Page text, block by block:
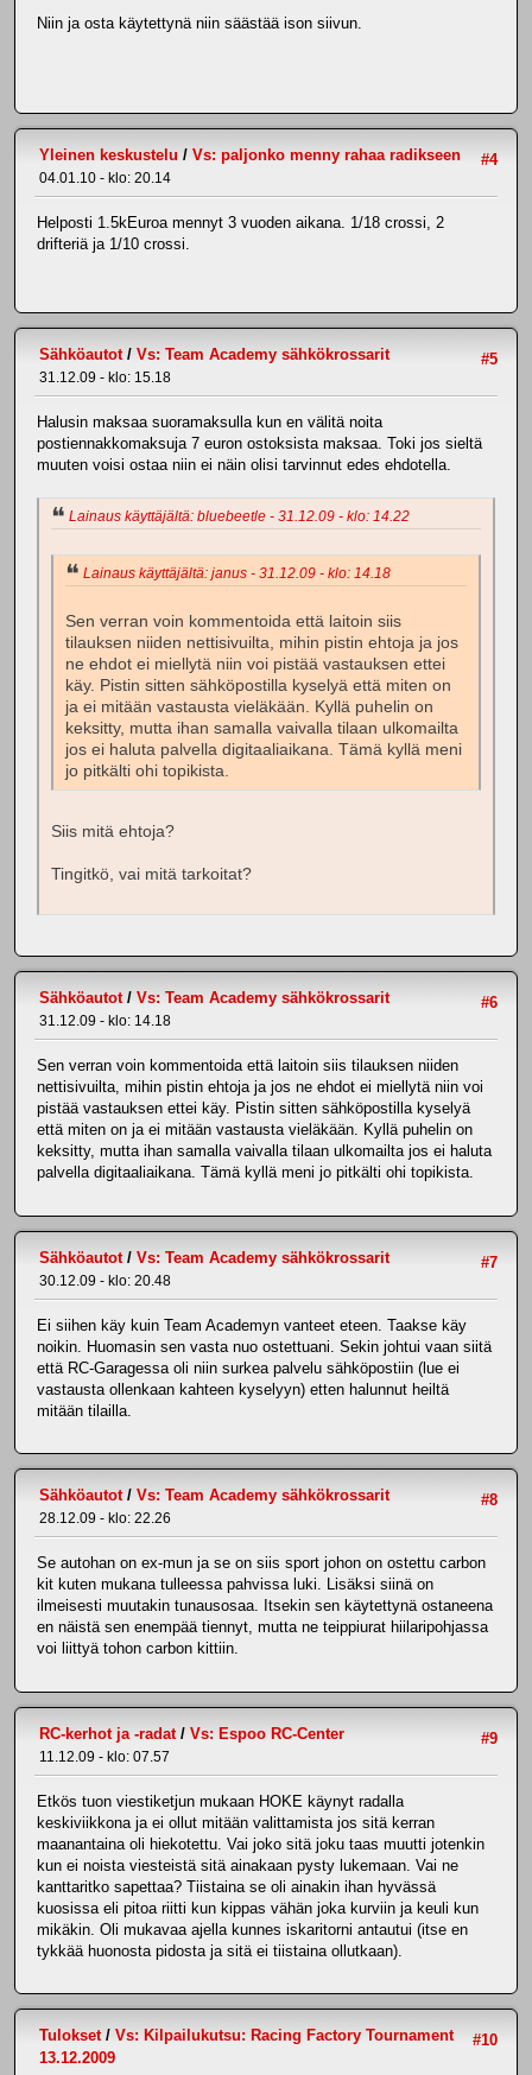
Niin ja osta käytettynä niin säästää ison siivun.
#4
Yleinen keskustelu / Vs: paljonko menny rahaa radikseen
04.01.10 - klo: 20.14
Helposti 1.5kEuroa mennyt 3 vuoden aikana. 1/18 crossi, 2
drifteriä ja 1/10 crossi.
#5
Sähköautot/ Vs: Team Academy sähkökrossarit
31.12.09 - klo: 15.18
Halusin maksaa suoramaksulla kun en välitä noita
postiennakkomaksuja 7 euron ostoksista maksaa. Toki jos sieltä
muuten voisi ostaa niin ei näin olisi tarvinnut edes ehdotella.
Lainaus käyttäjältä: bluebeetle - 31.12.09 - klo: 14.22
Lainaus käyttäjältä: janus - 31.12.09 - klo: 14.18
Sen verran voin kommentoida että laitoin siis
tilauksen niiden nettisivuilta, mihin pistin ehtoja ja jos
ne ehdot ei miellytä niin voi pistää vastauksen ettei
käy. Pistin sitten sähköpostilla kyselyä että miten on
ja ei mitään vastausta vieläkään. Kyllä puhelin on
keksitty, mutta ihan samalla vaivalla tilaan ulkomailta
jos ei haluta palvella digitaaliaikana. Tämä kyllä meni
jo pitkälti ohi topikista.
Siis mitä ehtoja?
Tingitkö, vai mitä tarkoitat?
#6
Sähköautot/ Vs: Team Academy sähkökrossarit
31.12.09 - klo: 14.18
Sen verran voin kommentoida että laitoin siis tilauksen niiden
nettisivuilta, mihin pistin ehtoja ja jos ne ehdot ei miellytä niin voi
pistää vastauksen ettei käy. Pistin sitten sähköpostilla kyselyä
että miten on ja ei mitään vastausta vieläkään. Kyllä puhelin on
keksitty, mutta ihan samalla vaivalla tilaan ulkomailta jos ei haluta
palvella digitaaliaikana. Tämä kyllä meni jo pitkälti ohi topikista.
#7
Sähköautot/ Vs: Team Academy sähkökrossarit
30.12.09 - klo: 20.48
Ei siihen käy kuin Team Academyn vanteet eteen. Taakse käy
noikin. Huomasin sen vasta nuo ostettuani. Sekin johtui vaan siitä
että RC-Garagessa oli niin surkea palvelu sähköpostiin (lue ei
vastausta ollenkaan kahteen kyselyyn) etten halunnut heiltä
mitään tilailla.
#8
Sähköautot/ Vs: Team Academy sähkökrossarit
28.12.09 - klo: 22.26
Se autohan on ex-mun ja se on siis sport johon on ostettu carbon
kit kuten mukana tulleessa pahvissa luki. Lisäksi siinä on
ilmeisesti muutakin tunausosaa. Itsekin sen käytettynä ostaneena
en näistä sen enempää tiennyt, mutta ne teippiurat hiilaripohjassa
voi liittyä tohon carbon kittiin.
#9
RC-kerhot ja -radat/ Vs: Espoo RC-Center
11.12.09 - klo: 07.57
Etkös tuon viestiketjun mukaan HOKE käynyt radalla
keskiviikkona ja ei ollut mitään valittamista jos sitä kerran
maanantaina oli hiekotettu. Vai joko sitä joku taas muutti jotenkin
kun ei noista viesteistä sitä ainakaan pysty lukemaan. Vai ne
kanttaritko sapettaa? Tiistaina se oli ainakin ihan hyvässä
kuosissa eli pitoa riitti kun kippas vähän joka kurviin ja keuli kun
mikäkin. Oli mukavaa ajella kunnes iskaritorni antautui (itse en
tykkää huonosta pidosta ja sitä ei tiistaina ollutkaan).
#10
Tulokset/ Vs: Kilpailukutsu: Racing Factory Tournament
13.12.2009